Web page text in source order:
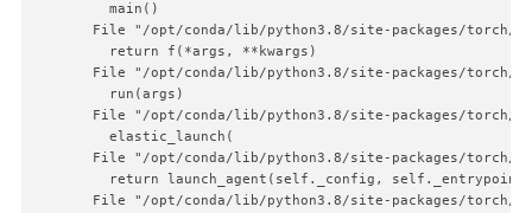
    main()
File "/opt/conda/lib/python3.8/site-packages/torch/
    return f(*args, **kwargs)
File "/opt/conda/lib/python3.8/site-packages/torch/
    run(args)
File "/opt/conda/lib/python3.8/site-packages/torch/
    elastic_launch(
File "/opt/conda/lib/python3.8/site-packages/torch/
return launch_agent(self._config,
File "/opt/conda/lib/python3.8/site-packages/torch/